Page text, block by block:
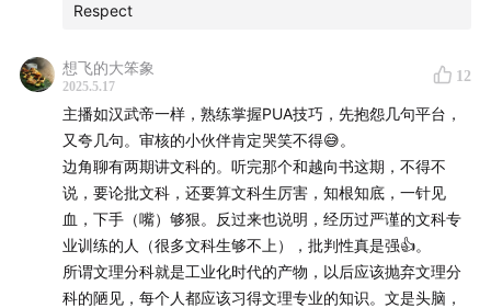
司马迁：“文史星历，近乎卜祝之间，固主上所戏弄，倡优
所蓄，流俗之所轻也。”（《报任安书》
据《清鉴》所载，乾隆皇帝一再南巡，民间怨声载道，纪
昀沉不住气，找了个机会“从容为帝言：东南财力竭矣，上
当思所以救济之。”不料惹得乾隆龙心震怒，叱之曰：“朕
以汝文学尚优，故使领《四库》书馆，实不过倡优蓄之！
汝何敢妄谈国事！”在乾隆皇帝看来，文人学士根本不配参
Respect
想飞的大笨象
2025.5.17
12
主播如汉武帝一样，熟练掌握PUA技巧，先抱怨几句平台，
又夸几句。审核的小伙伴肯定哭笑不得😅。
边角聊有两期讲文科的。听完那个和越向书这期，不得不
说，要论批文科，还要算文科生厉害，知根知底，一针见
血，下手（嘴）够狠。反过来也说明，经历过严谨的文科专
业训练的人（很多文科生够不上），批判性真是强👍。
所谓文理分科就是工业化时代的产物，以后应该抛弃文理分
科的陋见，每个人都应该习得文理专业的知识。文是头脑，